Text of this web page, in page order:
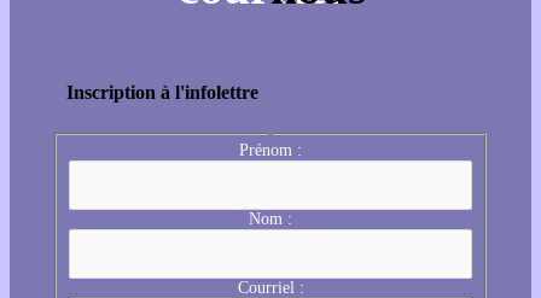
Inscription à l'infolettre
Prénom :
Nom :
Courriel :